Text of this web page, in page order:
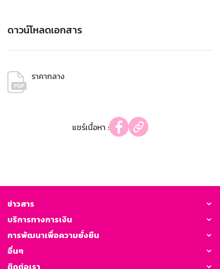
ดาวน์โหลดเอกสาร
ราคากลาง
แชร์เนื้อหา :
ข่าวสาร
บริการทางการเงิน
การพัฒนาเพื่อความยั่งยืน
อื่นๆ